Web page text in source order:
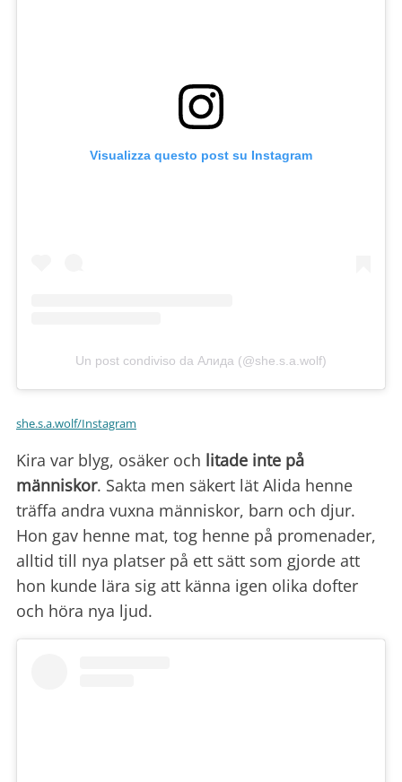
Visualizza questo post su Instagram
Un post condiviso da Алида (@she.s.a.wolf)
she.s.a.wolf/Instagram
Kira var blyg, osäker och litade inte på
människor. Sakta men säkert lät Alida henne
träffa andra vuxna människor, barn och djur.
Hon gav henne mat, tog henne på promenader,
alltid till nya platser på ett sätt som gjorde att
hon kunde lära sig att känna igen olika dofter
och höra nya ljud.